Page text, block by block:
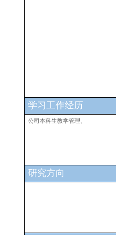
学习工作经历
公司本科生教学管理。
研究方向